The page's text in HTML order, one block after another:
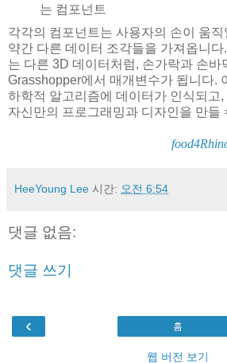
는 컴포넌트
각각의 컴포넌트는 사용자의 손이 움
약간 다른 데이터 조각들을 가져옵니
는 다른 3D 데이터처럼, 손가락과 손바
Grasshopper에서 매개변수가 됩니다.
하학적 알고리즘에 데이터가 인식되고
자신만의 프로그래밍과 디자인을 만들
HeeYoung Lee 시간: 오전 6:54
댓글 없음:
댓글 쓰기
‹ 홈
웹 버전 보기